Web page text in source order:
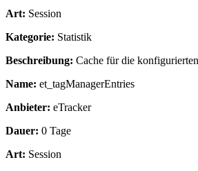
Art: Session
Kategorie: Statistik
Beschreibung: Cache für die
Name: et_tagManagerEntries
Anbieter: eTracker
Dauer: 0 Tage
Art: Session